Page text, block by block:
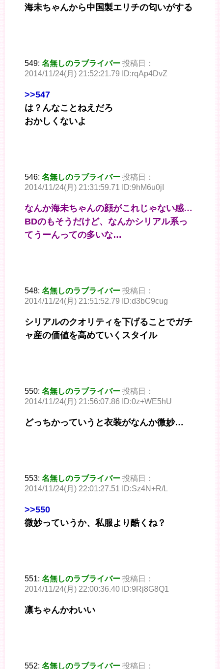
海未ちゃんから中国製エリチの匂いがする
549: 名無しのラブライバー 投稿日：
2014/11/24(月) 21:52:21.79 ID:rqAp4DvZ
>>547
は？んなことねえだろ
おかしくないよ
546: 名無しのラブライバー 投稿日：
2014/11/24(月) 21:31:59.71 ID:9hM6u0jI
なんか海未ちゃんの顔がこれじゃない感…
BDのもそうだけど、なんかシリアル系っ
てうーんっての多いな…
548: 名無しのラブライバー 投稿日：
2014/11/24(月) 21:51:52.79 ID:d3bC9cug
シリアルのクオリティを下げることでガチ
ャ産の価値を高めていくスタイル
550: 名無しのラブライバー 投稿日：
2014/11/24(月) 21:56:07.86 ID:0z+WE5hU
どっちかっていうと衣装がなんか微妙…
553: 名無しのラブライバー 投稿日：
2014/11/24(月) 22:01:27.51 ID:Sz4N+R/L
>>550
微妙っていうか、私服より酷くね？
551: 名無しのラブライバー 投稿日：
2014/11/24(月) 22:00:36.40 ID:9Rj8G8Q1
凛ちゃんかわいい
552: 名無しのラブライバー 投稿日：